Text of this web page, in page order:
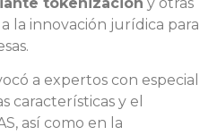
la innovación jurídica para
a expertos con especial
características y el
así como en la